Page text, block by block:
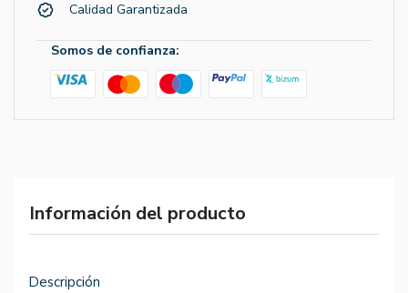
Calidad Garantizada
Somos de confianza:
Información del producto
Descripción